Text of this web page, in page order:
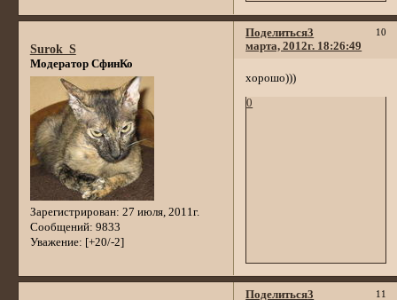
Поделиться 10
3
марта, 2012г. 18:26:49
Surok_S
Модератор СфинКо
Зарегистрирован: 27 июля, 2011г.
Сообщений: 9833
Уважение: [+20/-2]
хорошо)))
0
Поделиться 11
3